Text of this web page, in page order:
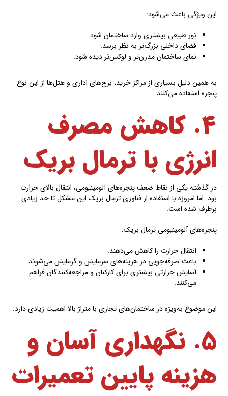
این ویژگی باعث می‌شود:
نور طبیعی بیشتری وارد ساختمان شود.
فضای داخلی بزرگ‌تر به نظر برسد.
نمای ساختمان مدرن‌تر و لوکس‌تر دیده شود.
به همین دلیل بسیاری از مراکز خرید، برج‌های اداری و هتل‌ها از این نوع
پنجره استفاده می‌کنند.
۴. کاهش مصرف
انرژی با ترمال بریک
در گذشته یکی از نقاط ضعف پنجره‌های آلومینیومی، انتقال بالای حرارت
بود. اما امروزه با استفاده از فناوری ترمال بریک این مشکل تا حد زیادی
برطرف شده است.
پنجره‌های آلومینیومی ترمال بریک:
انتقال حرارت را کاهش می‌دهند.
باعث صرفه‌جویی در هزینه‌های سرمایش و گرمایش می‌شوند.
آسایش حرارتی بیشتری برای کارکنان و مراجعه‌کنندگان فراهم
می‌کنند.
این موضوع به‌ویژه در ساختمان‌های تجاری با متراژ بالا اهمیت زیادی دارد.
۵. نگهداری آسان و
هزینه پایین تعمیرات